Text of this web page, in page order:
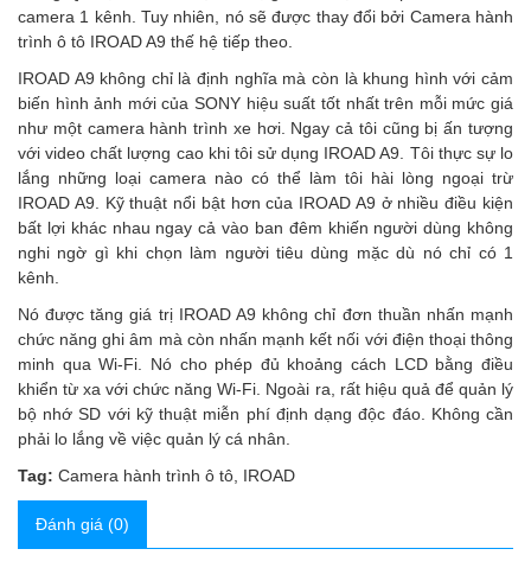
camera 1 kênh. Tuy nhiên, nó sẽ được thay đổi bởi Camera hành
trình ô tô IROAD A9 thế hệ tiếp theo.
IROAD A9 không chỉ là định nghĩa mà còn là khung hình với cảm
biến hình ảnh mới của SONY hiệu suất tốt nhất trên mỗi mức giá
như một camera hành trình xe hơi. Ngay cả tôi cũng bị ấn tượng
với video chất lượng cao khi tôi sử dụng IROAD A9. Tôi thực sự lo
lắng những loại camera nào có thể làm tôi hài lòng ngoại trừ
IROAD A9. Kỹ thuật nổi bật hơn của IROAD A9 ở nhiều điều kiện
bất lợi khác nhau ngay cả vào ban đêm khiến người dùng không
nghi ngờ gì khi chọn làm người tiêu dùng mặc dù nó chỉ có 1
kênh.
Nó được tăng giá trị IROAD A9 không chỉ đơn thuần nhấn mạnh
chức năng ghi âm mà còn nhấn mạnh kết nối với điện thoại thông
minh qua Wi-Fi. Nó cho phép đủ khoảng cách LCD bằng điều
khiển từ xa với chức năng Wi-Fi. Ngoài ra, rất hiệu quả để quản lý
bộ nhớ SD với kỹ thuật miễn phí định dạng độc đáo. Không cần
phải lo lắng về việc quản lý cá nhân.
Tag: Camera hành trình ô tô IROAD
Đánh giá (0)